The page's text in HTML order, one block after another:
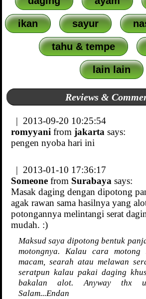
ikan sayur
tahu & tempe
lain lain
Reviews &
| 2013-09-20 10:25:54
romyyani from jakarta says:
pengen nyoba hari ini
| 2013-01-10 17:36:17
Someone from Surabaya says:
Masak daging dengan dipotong
agak rawan sama hasilnya yang
potongannya melintangi serat
mudah. :)
Maksud saya dipotong bentuk
motongnya. Kalau cara
macam, searah atau melawan
seratpun kalau pakai daging
bakalan alot. Anyway thx
Salam...Endan